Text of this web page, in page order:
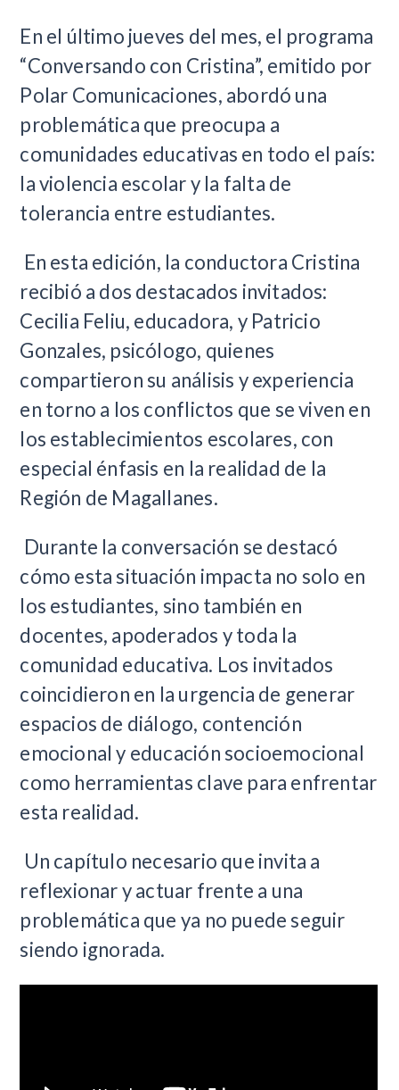
​​En el último jueves del mes, el programa
“Conversando con Cristina”, emitido por
Polar Comunicaciones, abordó una
problemática que preocupa a
comunidades educativas en todo el país:
la violencia escolar y la falta de
tolerancia entre estudiantes.
En esta edición, la conductora Cristina
recibió a dos destacados invitados:
Cecilia Feliu, educadora, y Patricio
Gonzales, psicólogo, quienes
compartieron su análisis y experiencia
en torno a los conflictos que se viven en
los establecimientos escolares, con
especial énfasis en la realidad de la
Región de Magallanes.
Durante la conversación se destacó
cómo esta situación impacta no solo en
los estudiantes, sino también en
docentes, apoderados y toda la
comunidad educativa. Los invitados
coincidieron en la urgencia de generar
espacios de diálogo, contención
emocional y educación socioemocional
como herramientas clave para enfrentar
esta realidad.
Un capítulo necesario que invita a
reflexionar y actuar frente a una
problemática que ya no puede seguir
siendo ignorada.